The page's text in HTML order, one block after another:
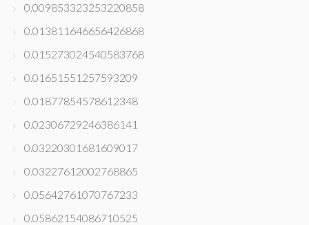
0.009853323253220858
0.013811646656426868
0.015273024540583768
0.01651551257593209
0.01877854578612348
0.02306729246386141
0.03220301681609017
0.03227612002768865
0.05642761070767233
0.05862154086710525